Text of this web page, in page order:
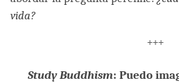
vida?
+++
Study Buddhism: Puedo